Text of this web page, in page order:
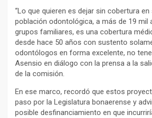
“Lo que quieren es dejar sin cobertura
población odontológica, a más de 19 mil
grupos familiares, es una cobertura
desde hace 50 años con sustento
odontólogos en forma excelente, no
Asensio en diálogo con la prensa a la
de la comisión.
En ese marco, recordó que estos
paso por la Legislatura bonaerense y
posible desfinanciamiento en que